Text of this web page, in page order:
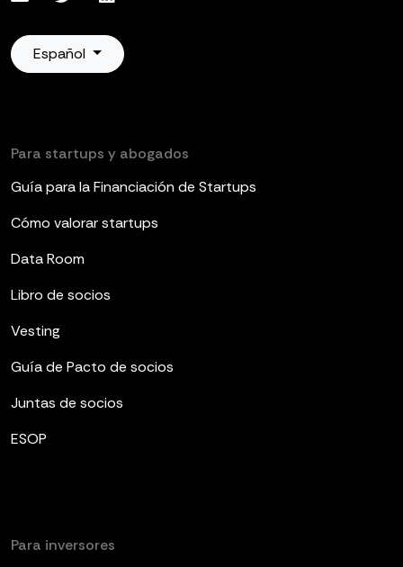
Español
Para startups y abogados
Guía para la Financiación de Startups
Cómo valorar startups
Data Room
Libro de socios
Vesting
Guía de Pacto de socios
Juntas de socios
ESOP
Para inversores